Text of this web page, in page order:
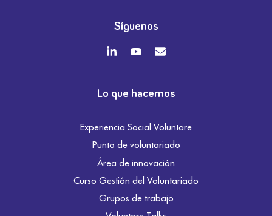
Síguenos
Lo que hacemos
Experiencia Social Voluntare
Punto de voluntariado
Área de innovación
Curso Gestión del Voluntariado
Grupos de trabajo